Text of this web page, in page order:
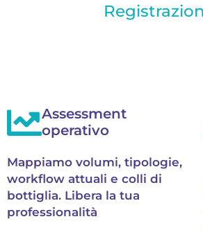
Assessment
operativo
Mappiamo volumi, tipologie,
workflow attuali e colli di
bottiglia. Libera la tua
professionalità